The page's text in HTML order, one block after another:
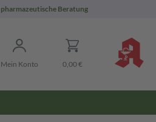
pharmazeutische Beratung
Mein Konto 0,00 €